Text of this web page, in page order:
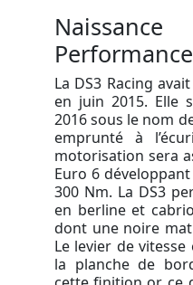
Performance
La DS3 Racing
en juin 2015. Elle
2016 sous le nom
emprunté à
motorisation sera
Euro 6
300 Nm. La DS3
en berline et
dont une noire
Le levier de
la planche de